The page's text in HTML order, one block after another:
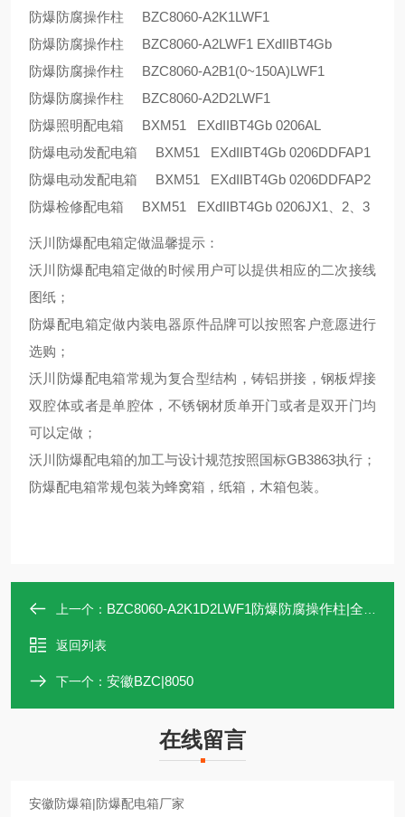
防爆防腐操作柱 BZC8060-A2K1LWF1
防爆防腐操作柱 BZC8060-A2LWF1 EXdIIBT4Gb
防爆防腐操作柱 BZC8060-A2B1(0~150A)LWF1
防爆防腐操作柱 BZC8060-A2D2LWF1
防爆照明配电箱 BXM51 EXdIIBT4Gb 0206AL
防爆电动发配电箱 BXM51 EXdIIBT4Gb 0206DDFAP1
防爆电动发配电箱 BXM51 EXdIIBT4Gb 0206DDFAP2
防爆检修配电箱 BXM51 EXdIIBT4Gb 0206JX1、2、3
沃川防爆配电箱定做温馨提示：
沃川防爆配电箱定做的时候用户可以提供相应的二次接线
图纸；
防爆配电箱定做内装电器原件品牌可以按照客户意愿进行
选购；
沃川防爆配电箱常规为复合型结构，铸铝拼接，钢板焊接
双腔体或者是单腔体，不锈钢材质单开门或者是双开门均
可以定做；
沃川防爆配电箱的加工与设计规范按照国标GB3863执行；
防爆配电箱常规包装为蜂窝箱，纸箱，木箱包装。
上一个： BZC8060-A2K1D2LWF1防爆防腐操作柱|全塑
返回列表
下一个： 安徽BZC|8050
在线留言